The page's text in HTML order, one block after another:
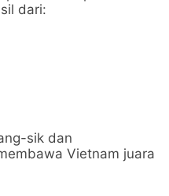
dari:
sik dan
Vietnam juara